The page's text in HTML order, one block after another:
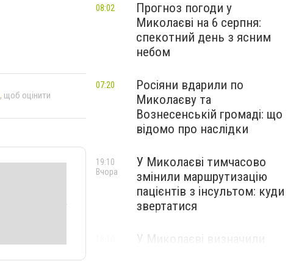
, щоб оцінити
Прогноз погоди у
Миколаєві на 6 серпня:
спекотний день з ясним
небом
08:02
Росіяни вдарили по
Миколаєву та
Вознесенській громаді: що
відомо про наслідки
07:20
У Миколаєві тимчасово
змінили маршрутизацію
пацієнтів з інсультом: куди
звертатися
19:10
Вчора
У Миколаєві визначили